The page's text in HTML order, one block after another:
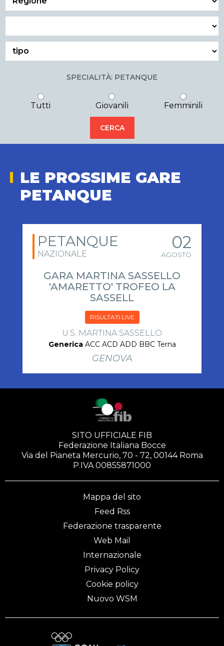
SPECIALITÀ: PETANQUE
Tutti Giovanili Femminili
LE PROSSIME GARE
PETANQUE
PETANQUE
NAZIONALE
02
AGOSTO
GARA MARTINA SASSELLO
'AMARETTO' TROFEO LA
SASSELL
RISULTATI LIVE
U.S. MARTINA SASSELLO
GenericaACC ACD ADD BBC Terna
GENOVA
SITO UFFICIALE FIB
Federazione Italiana Bocce
Via del Pianeta Mercurio, 70 - 72, 00144 Roma
P.IVA 00855871000
Mappa del sito
Feed Rss
Federazione trasparente
Web Mail
Internazionale
Privacy Policy
Cookie policy
Nuovo WSM